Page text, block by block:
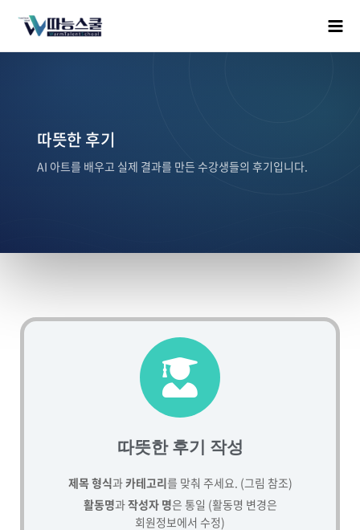
따뜻한 후기
AI 아트를 배우고 실제 결과를 만든 수강생들의 후기입니다.
따뜻한 후기 작성
제목 형식과카테고리를 맞춰 주세요. (그림 참조)
활동명과작성자 명은 통일 (활동명 변경은
회원정보에서 수정)